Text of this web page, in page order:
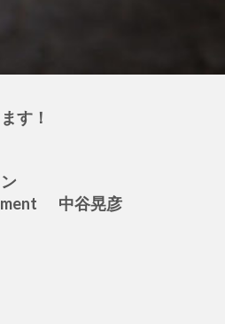
す！
中谷晃彦